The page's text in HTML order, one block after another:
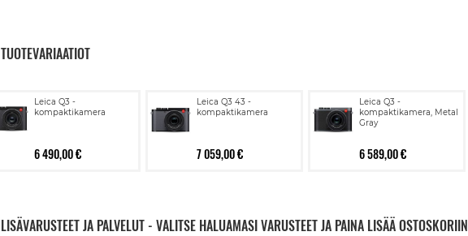
TUOTEVARIAATIOT
Leica Q3 -
kompaktikamera
6 490,00 €
Leica Q3 43 -
kompaktikamera
7 059,00 €
Leica Q3 -
kompaktikamera, Metal
Gray
6 589,00 €
LISÄVARUSTEET JA PALVELUT - VALITSE HALUAMASI VARUSTEET JA PAINA LISÄÄ OSTOSKORIIN